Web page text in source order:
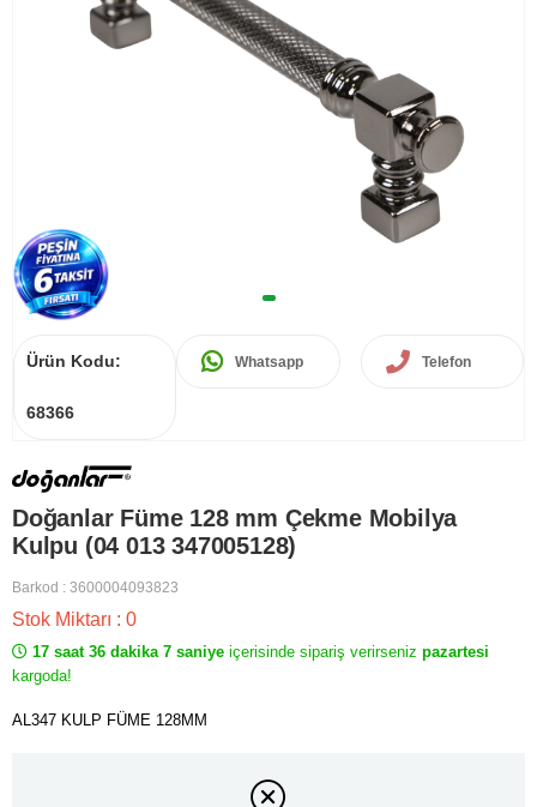
Ürün Kodu:
68366
Whatsapp Telefon
Doğanlar Füme 128 mm Çekme Mobilya
Kulpu (04 013 347005128)
Barkod : 3600004093823
Stok Miktarı : 0
17 saat 36 dakika 7 saniye içerisinde sipariş verirseniz pazartesi
kargoda!
AL347 KULP FÜME 128MM